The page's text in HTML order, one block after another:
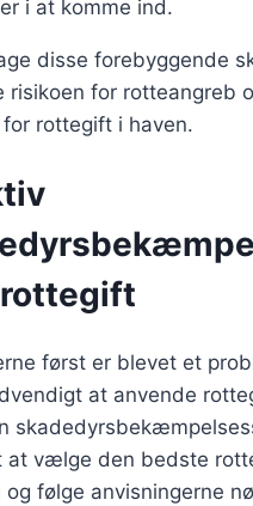
i at komme ind.
disse forebyggende
risikoen for rotteangreb
rottegift i haven.
først er blevet et
at anvende
at vælge den bedste
og følge anvisningerne